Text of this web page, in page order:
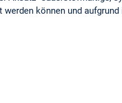
können und